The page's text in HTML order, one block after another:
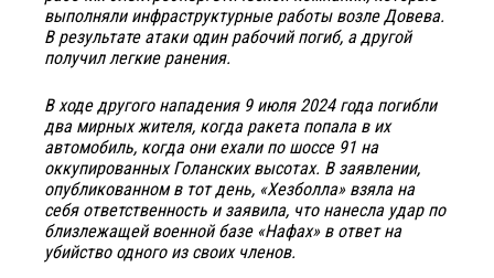
выполняли инфраструктурные работы возле Довева.
В результате атаки один рабочий погиб, а другой
получил легкие ранения.
В ходе другого нападения 9 июля 2024 года погибли
два мирных жителя, когда ракета попала в их
автомобиль, когда они ехали по шоссе 91 на
оккупированных Голанских высотах. В заявлении,
опубликованном в тот день, «Хезболла» взяла на
себя ответственность и заявила, что нанесла удар по
близлежащей военной базе «Нафах» в ответ на
убийство одного из своих членов.